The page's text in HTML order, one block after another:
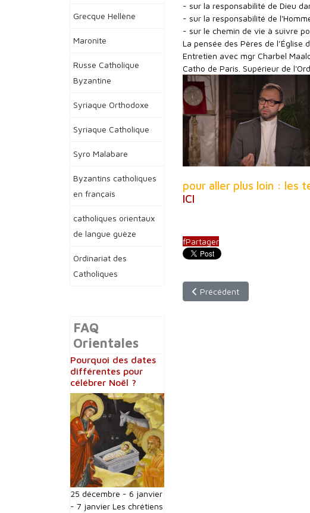
Grecque Hellène
Maronite
Russe Catholique
Byzantine
Syriaque Orthodoxe
Syriaque Catholique
Syro Malabare
Byzantins catholiques
en français
catholiques orientaux
de langue guèze
Ordinariat des
Catholiques
FAQ
Orientales
Pourquoi des dates
différentes pour
célébrer Noël ?
25 décembre - 6 janvier
- 7 janvier Les chrétiens
- sur la responsabilité de Dieu
- sur la responsabilité de
- sur le chemin de vie à suivre
La pensée des Pères de l’Église
Entretien avec mgr Charbel
Catho de Paris. Supérieur de
pour aller plus loin : les
ICI
fPartager
Article précédent : Dimanche
Précédent